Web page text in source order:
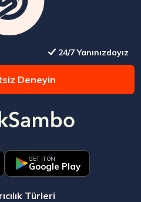
24/7 Yanınızdayız
Deneyin
GET IT ON
Google Play
Türleri